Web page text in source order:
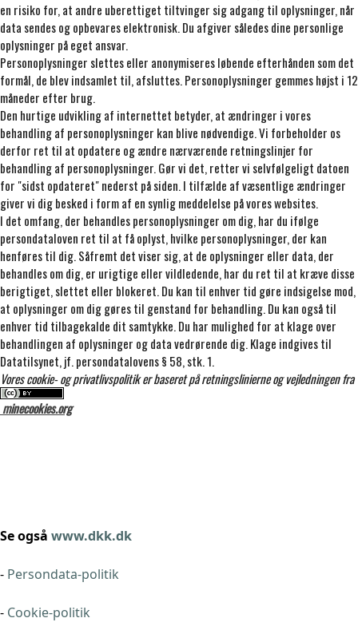
en risiko for, at andre uberettiget tiltvinger sig adgang til oplysninger, når
data sendes og opbevares elektronisk. Du afgiver således dine personlige
oplysninger på eget ansvar.
Personoplysninger slettes eller anonymiseres løbende efterhånden som det
formål, de blev indsamlet til, afsluttes. Personoplysninger gemmes højst i 12
måneder efter brug.
Den hurtige udvikling af internettet betyder, at ændringer i vores
behandling af personoplysninger kan blive nødvendige. Vi forbeholder os
derfor ret til at opdatere og ændre nærværende retningslinjer for
behandling af personoplysninger. Gør vi det, retter vi selvfølgeligt datoen
for "sidst opdateret" nederst på siden. I tilfælde af væsentlige ændringer
giver vi dig besked i form af en synlig meddelelse på vores websites.
I det omfang, der behandles personoplysninger om dig, har du ifølge
persondataloven ret til at få oplyst, hvilke personoplysninger, der kan
henføres til dig. Såfremt det viser sig, at de oplysninger eller data, der
behandles om dig, er urigtige eller vildledende, har du ret til at kræve disse
berigtiget, slettet eller blokeret. Du kan til enhver tid gøre indsigelse mod,
at oplysninger om dig gøres til genstand for behandling. Du kan også til
enhver tid tilbagekalde dit samtykke. Du har mulighed for at klage over
behandlingen af oplysninger og data vedrørende dig. Klage indgives til
Datatilsynet, jf. persondatalovens § 58, stk. 1.
Vores cookie- og privatlivspolitik er baseret på retningslinierne og vejledningen fra
minecookies.org
Se også www.dkk.dk
- Persondata-politik
- Cookie-politik